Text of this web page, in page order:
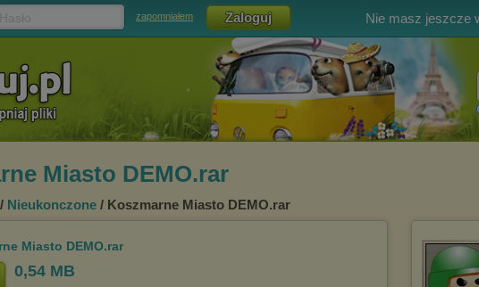
zapomniałem Nie masz jeszcze
Miasto DEMO.rar
/ Nieukonczone / Koszmarne Miasto DEMO.rar
Miasto DEMO.rar
0,54 MB